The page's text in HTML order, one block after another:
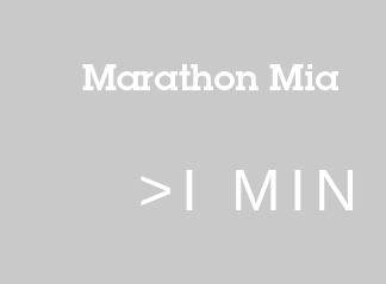
>I MIN